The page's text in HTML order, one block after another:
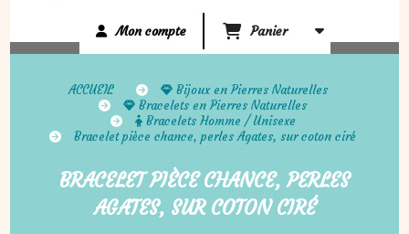
Mon compte Panier
ACCUEIL
Bijoux en Pierres Naturelles
Bracelets en Pierres Naturelles
Bracelets Homme / Unisexe
Bracelet pièce chance, perles Agates, sur coton ciré
BRACELET PIÈCE CHANCE, PERLES
AGATES, SUR COTON CIRÉ